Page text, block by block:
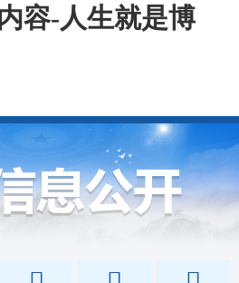
容-人生就是博